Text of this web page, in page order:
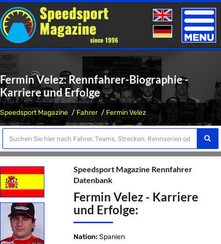
Toggle
Fermin Velez: Rennfahrer-Biographie -
Karriere und Erfolge
Speedsport Magazine Fahrer Fermin Velez
Speedsport Magazine Rennfahrer
Datenbank
Fermin Velez - Karriere
und Erfolge:
Nation: Spanien